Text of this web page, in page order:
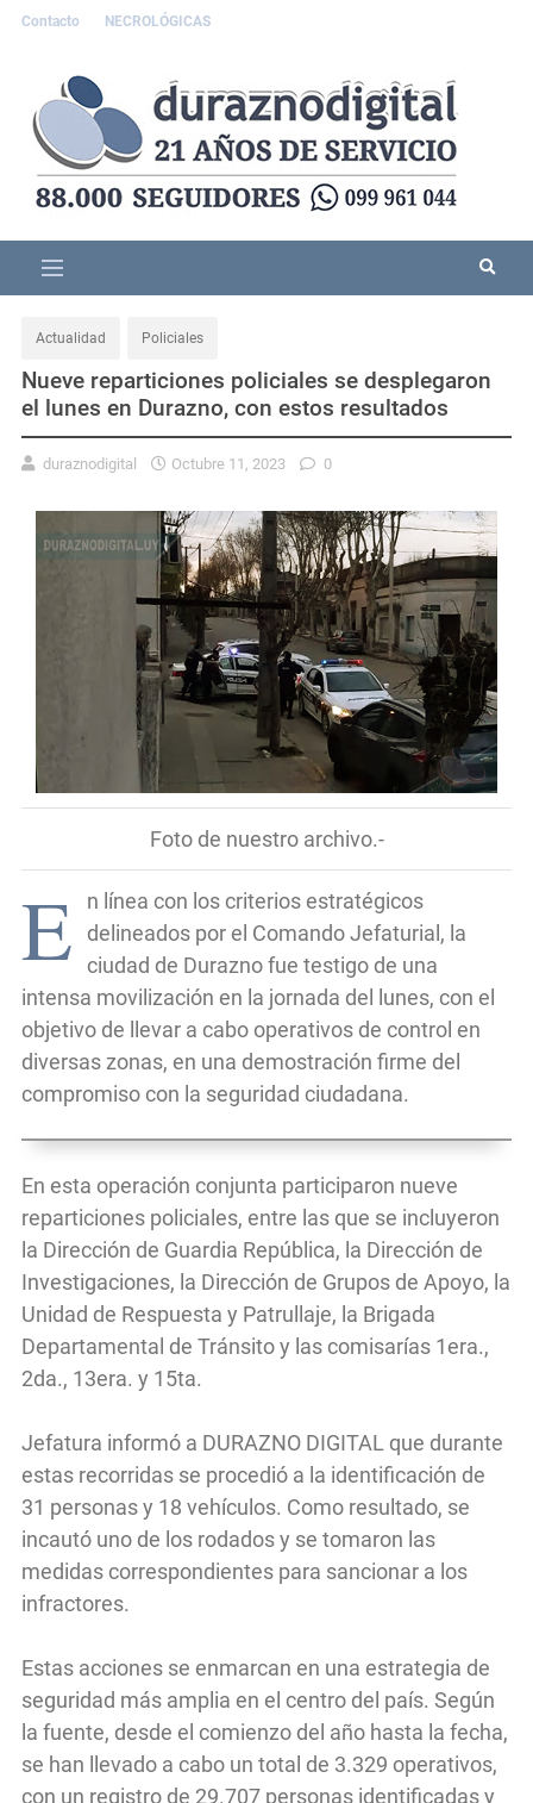
Contacto NECROLÓGICAS
Actualidad Policiales
Nueve reparticiones policiales se desplegaron
el lunes en Durazno, con estos resultados
duraznodigital Octubre 11, 2023 0
Foto de nuestro archivo.-
E
n línea con los criterios estratégicos
delineados por el Comando Jefaturial, la
ciudad de Durazno fue testigo de una
intensa movilización en la jornada del lunes, con el
objetivo de llevar a cabo operativos de control en
diversas zonas, en una demostración firme del
compromiso con la seguridad ciudadana.
En esta operación conjunta participaron nueve
reparticiones policiales, entre las que se incluyeron
la Dirección de Guardia República, la Dirección de
Investigaciones, la Dirección de Grupos de Apoyo, la
Unidad de Respuesta y Patrullaje, la Brigada
Departamental de Tránsito y las comisarías 1era.,
2da., 13era. y 15ta.
Jefatura informó a DURAZNO DIGITAL que durante
estas recorridas se procedió a la identificación de
31 personas y 18 vehículos. Como resultado, se
incautó uno de los rodados y se tomaron las
medidas correspondientes para sancionar a los
infractores.
Estas acciones se enmarcan en una estrategia de
seguridad más amplia en el centro del país. Según
la fuente, desde el comienzo del año hasta la fecha,
se han llevado a cabo un total de 3.329 operativos,
con un registro de 29.707 personas identificadas y